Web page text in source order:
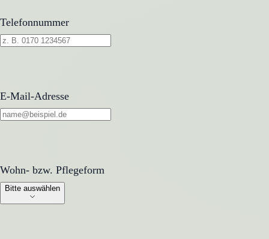
Telefonnummer
E-Mail-Adresse
Wohn- bzw. Pflegeform
Wohn- bzw. Pflegeform
Bitte auswählen